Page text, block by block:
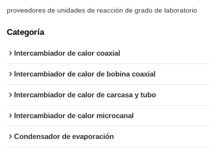
proveedores de unidades de reacción de grado de laboratorio
Categoría
Intercambiador de calor coaxial
Intercambiador de calor de bobina coaxial
Intercambiador de calor de carcasa y tubo
Intercambiador de calor microcanal
Condensador de evaporación